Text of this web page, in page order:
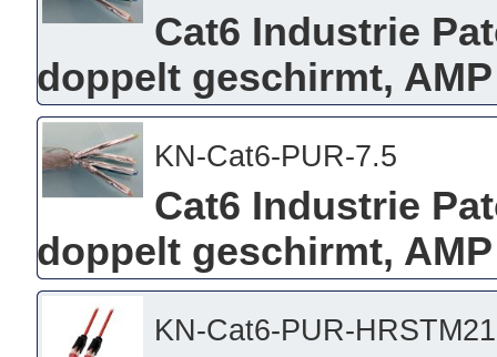
Cat6 Industrie
doppelt geschirmt,
KN-Cat6-PUR-7.5
Cat6 Industrie
doppelt geschirmt,
KN-Cat6-PUR-